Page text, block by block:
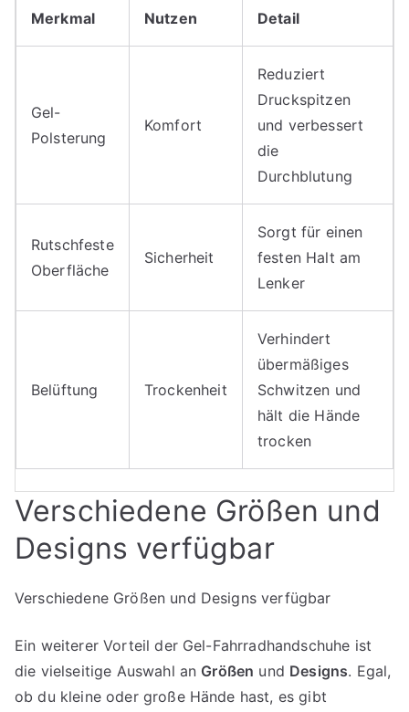
Merkmal Nutzen Detail
Gel-
Polsterung
Komfort
Reduziert
Druckspitzen
und verbessert
die
Durchblutung
Rutschfeste
Oberfläche
Sicherheit
Sorgt für einen
festen Halt am
Lenker
Belüftung Trockenheit
Verhindert
übermäßiges
Schwitzen und
hält die Hände
trocken
Verschiedene Größen und
Designs verfügbar
Verschiedene Größen und Designs verfügbar
Ein weiterer Vorteil der Gel-Fahrradhandschuhe ist
die vielseitige Auswahl an Größen und Designs. Egal,
ob du kleine oder große Hände hast, es gibt